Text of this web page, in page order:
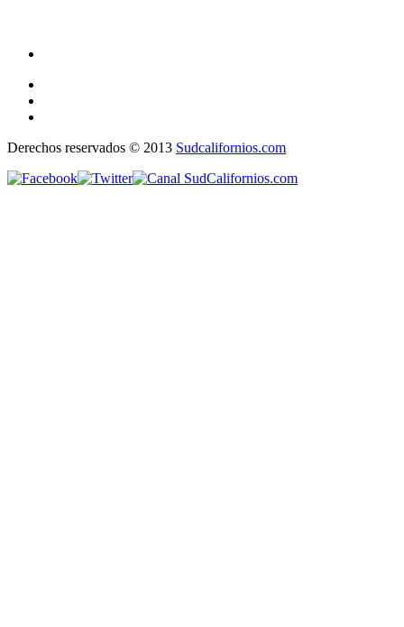
Derechos reservados © 2013 Sudcalifornios.com